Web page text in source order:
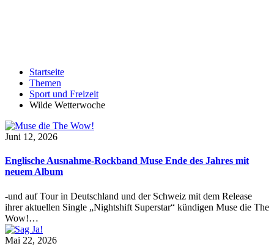
Startseite
Themen
Sport und Freizeit
Wilde Wetterwoche
Juni 12, 2026
Englische Ausnahme-Rockband Muse Ende des Jahres mit
neuem Album
-und auf Tour in Deutschland und der Schweiz mit dem Release
ihrer aktuellen Single „Nightshift Superstar“ kündigen Muse die The
Wow!…
Mai 22, 2026